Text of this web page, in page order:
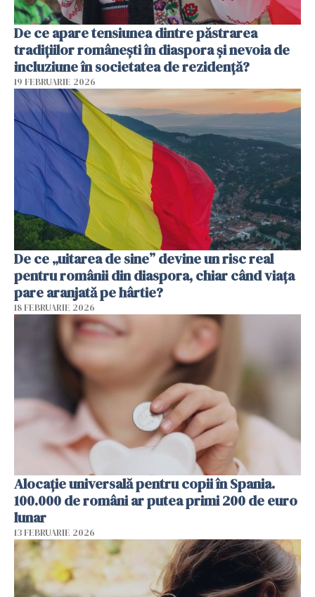
De ce apare tensiunea dintre păstrarea
tradițiilor românești în diaspora și nevoia de
incluziune în societatea de rezidență?
19 FEBRUARIE 2026
De ce „uitarea de sine” devine un risc real
pentru românii din diaspora, chiar când viața
pare aranjată pe hârtie?
18 FEBRUARIE 2026
Alocație universală pentru copii în Spania.
100.000 de români ar putea primi 200 de euro
lunar
13 FEBRUARIE 2026